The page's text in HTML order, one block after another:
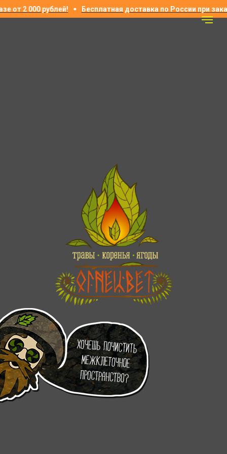
от 2 000 рублей! Бесплатная доставка по России при